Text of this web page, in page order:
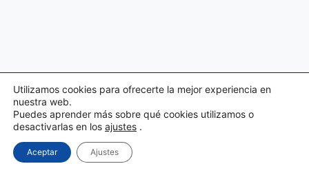
Utilizamos cookies para ofrecerte la mejor experiencia en
nuestra web.
Puedes aprender más sobre qué cookies utilizamos o
desactivarlas en los ajustes .
Aceptar Ajustes